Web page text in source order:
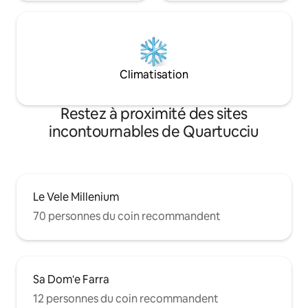
Climatisation
Restez à proximité des sites
incontournables de Quartucciu
Le Vele Millenium
70 personnes du coin recommandent
Sa Dom'e Farra
12 personnes du coin recommandent